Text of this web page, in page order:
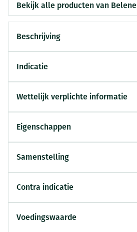
Bekijk alle producten van Belene
Beschrijving
Indicatie
Wettelijk verplichte informatie
Eigenschappen
Samenstelling
Contra indicatie
Voedingswaarde